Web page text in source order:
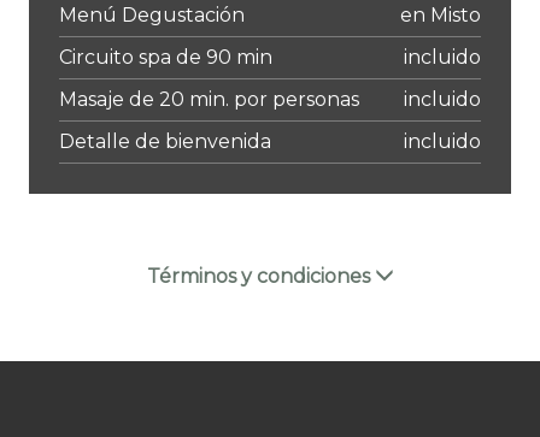
Menú Degustación
en Misto
Circuito spa de 90 min
incluido
Masaje de 20 min. por personas
incluido
Detalle de bienvenida
incluido
Términos y condiciones